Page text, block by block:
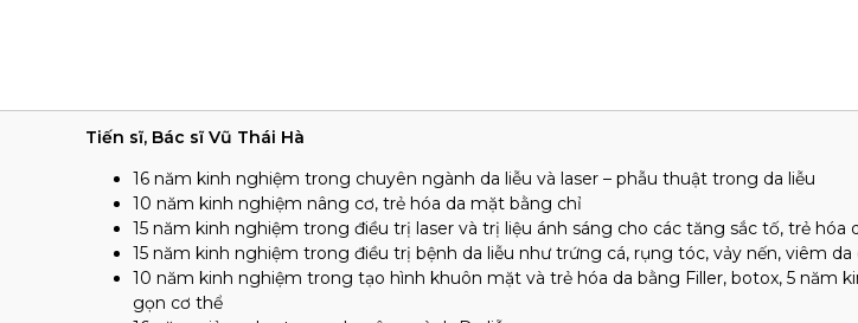
Tiến sĩ, Bác sĩ Vũ Thái Hà
16 năm kinh nghiệm trong chuyên ngành da liễu và laser – phẫu thuật trong da liễu
10 năm kinh nghiệm nâng cơ, trẻ hóa da mặt bằng chỉ
15 năm kinh nghiệm trong điều trị laser và trị liệu ánh sáng cho các tăng sắc tố, trẻ hóa
15 năm kinh nghiệm trong điều trị bệnh da liễu như trứng cá, rụng tóc, vảy nến, viêm da
10 năm kinh nghiệm trong tạo hình khuôn mặt và trẻ hóa da bằng Filler, botox, 5 năm
gọn cơ thể